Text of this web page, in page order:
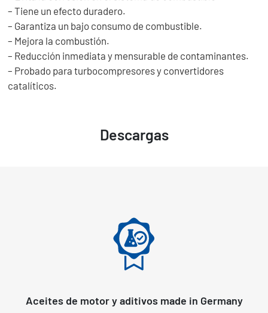
Descargas
– Tiene un efecto duradero.
– Garantiza un bajo consumo de combustible.
– Mejora la combustión.
– Reducción inmediata y mensurable de contaminantes.
– Probado para turbocompresores y convertidores
catalíticos.
Aceites de motor y aditivos made in Germany